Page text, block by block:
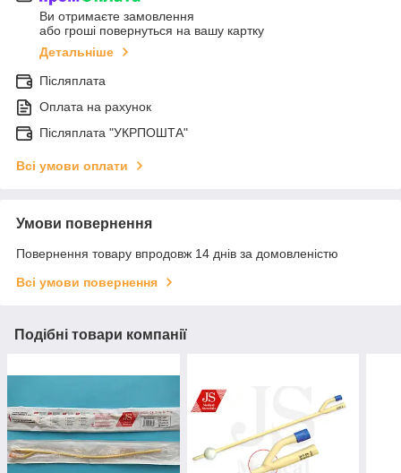
Ви отримаєте замовлення
або гроші повернуться на вашу картку
Детальніше
Післяплата
Оплата на рахунок
Післяплата "УКРПОШТА"
Всі умови оплати
Умови повернення
Повернення товару впродовж 14 днів за домовленістю
Всі умови повернення
Подібні товари компанії